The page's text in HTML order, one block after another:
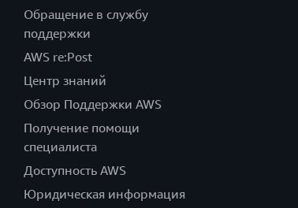
Обращение в службу
поддержки
AWS re:Post
Центр знаний
Обзор Поддержки AWS
Получение помощи
специалиста
Доступность AWS
Юридическая информация